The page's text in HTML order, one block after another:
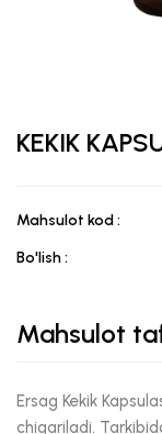
KEKIK
Mahsulot kod :
Bo'lish :
Mahsulot
Ersag Kekik
chiqariladi.